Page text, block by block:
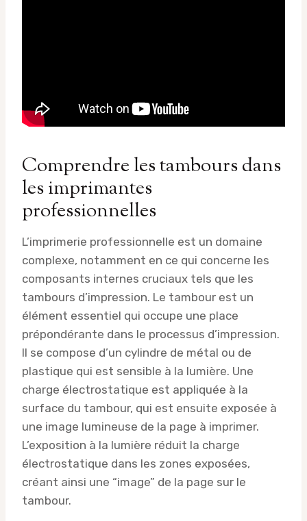
Comprendre les tambours dans
les imprimantes
professionnelles
L’imprimerie professionnelle est un domaine
complexe, notamment en ce qui concerne les
composants internes cruciaux tels que les
tambours d’impression. Le tambour est un
élément essentiel qui occupe une place
prépondérante dans le processus d’impression.
Il se compose d’un cylindre de métal ou de
plastique qui est sensible à la lumière. Une
charge électrostatique est appliquée à la
surface du tambour, qui est ensuite exposée à
une image lumineuse de la page à imprimer.
L’exposition à la lumière réduit la charge
électrostatique dans les zones exposées,
créant ainsi une “image” de la page sur le
tambour.